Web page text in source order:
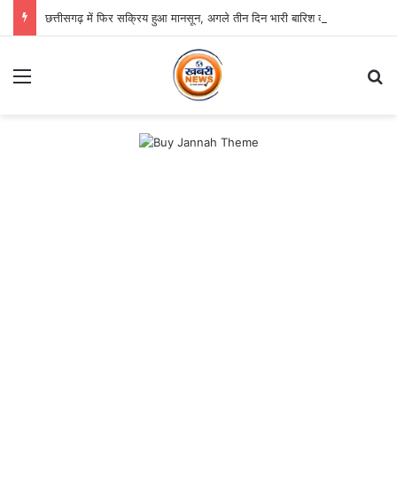
छत्तीसगढ़ में फिर सक्रिय हुआ मानसून, अगले तीन दिन भारी बारिश का अलर्ट